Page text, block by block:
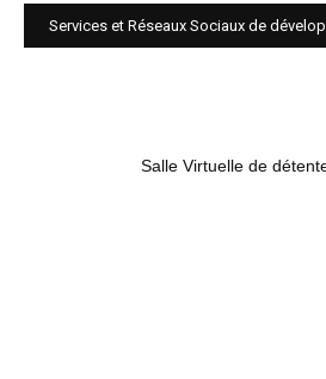
Services et Réseaux Sociaux de
Salle Virtuelle de